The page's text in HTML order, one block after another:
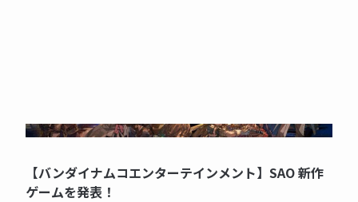
NOW PRINTING...
【バンダイナムコエンターテインメント】SAO 新作
ゲームを発表！